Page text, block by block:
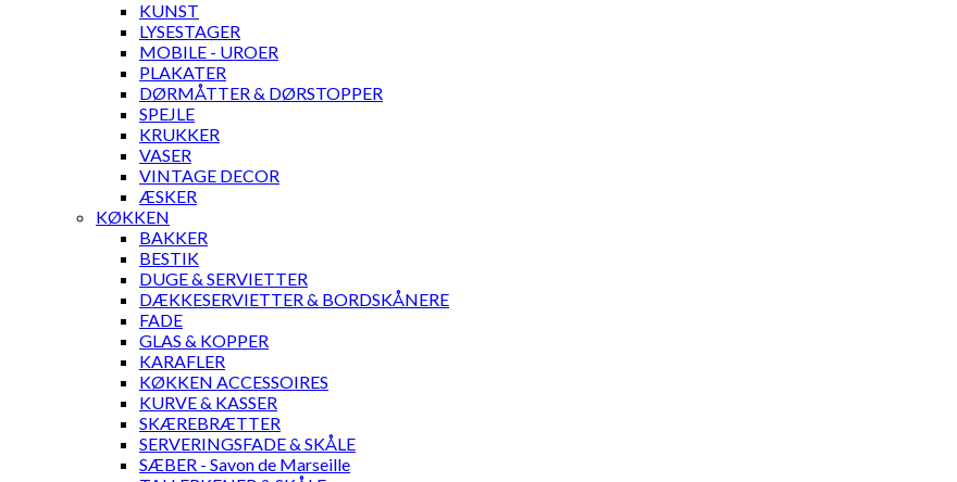
KUNST
LYSESTAGER
MOBILE - UROER
PLAKATER
DØRMÅTTER & DØRSTOPPER
SPEJLE
KRUKKER
VASER
VINTAGE DECOR
ÆSKER
KØKKEN
BAKKER
BESTIK
DUGE & SERVIETTER
DÆKKESERVIETTER & BORDSKÅNERE
FADE
GLAS & KOPPER
KARAFLER
KØKKEN ACCESSOIRES
KURVE & KASSER
SKÆREBRÆTTER
SERVERINGSFADE & SKÅLE
SÆBER - Savon de Marseille